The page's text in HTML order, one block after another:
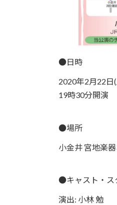
●日時
2020年2月22日
19時30分開演
●場所
小金井 宮地楽
●キャスト・ス
演出: 小林 勉